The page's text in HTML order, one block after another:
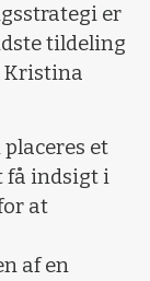
er
tildeling
Kristina
et
få indsigt i
at
af en